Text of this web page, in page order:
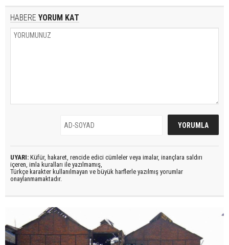
HABERE YORUM KAT
UYARI: Küfür, hakaret, rencide edici cümleler veya imalar, inançlara saldırı
içeren, imla kuralları ile yazılmamış,
Türkçe karakter kullanılmayan ve büyük harflerle yazılmış yorumlar
onaylanmamaktadır.